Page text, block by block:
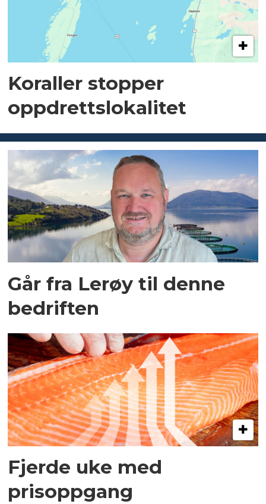
Koraller stopper
oppdrettslokalitet
Går fra Lerøy til denne
bedriften
Fjerde uke med
prisoppgang